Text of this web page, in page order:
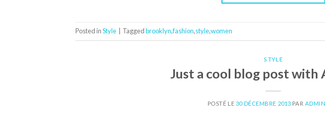
Posted inStyle Taggedbrooklyn,fashion,style,women
STYLE
Just a cool blog post with
POSTÉ LE 30 DÉCEMBRE 2013 PAR